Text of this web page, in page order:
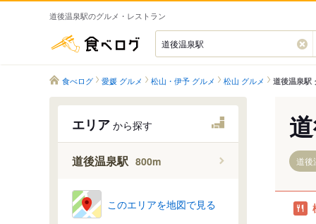
道後温泉駅のグルメ・レストラン
食べログ
食べログ 愛媛 グルメ 松山・伊予 グルメ 松山 グルメ 道後温泉駅
エリア から探す
道後温泉駅 800m
このエリアを地図で見る
道後